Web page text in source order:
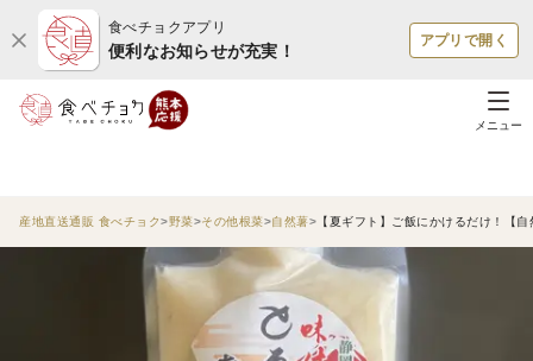
食べチョクアプリ
便利なお知らせが充実！
アプリで開く
メニュー
産地直送通販 食べチョク 野菜 その他根菜 自然薯 【夏ギフト】ご飯にかけるだけ！【